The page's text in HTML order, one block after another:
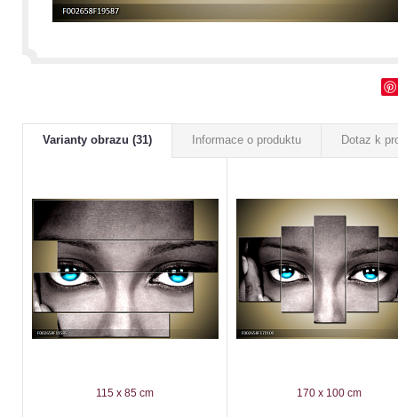
Varianty obrazu (31) Informace o produktu Dotaz k
115 x 85 cm 170 x 100 cm